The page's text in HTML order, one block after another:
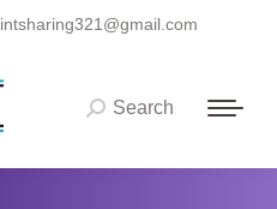
intsharing321@gmail.com
Search:
Search